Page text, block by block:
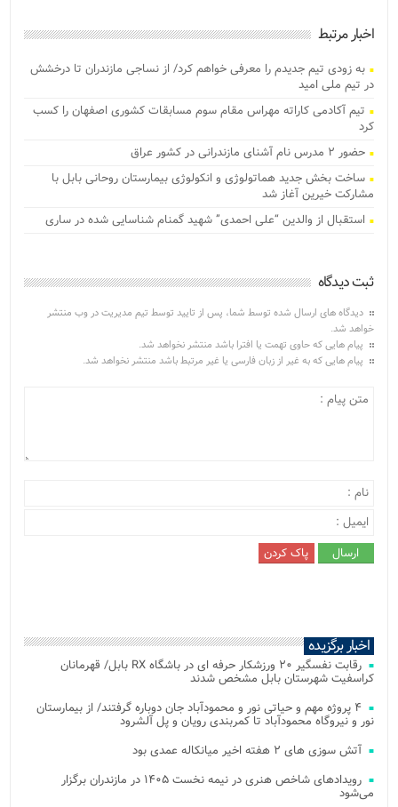
اخبار مرتبط
به زودی تیم جدیدم را معرفی خواهم کرد/ از نساجی مازندران تا درخشش
در تیم ملی امید
تیم آکادمی کاراته مهراس مقام سوم مسابقات کشوری اصفهان را کسب
کرد
حضور ۲ مدرس نام آشنای مازندرانی در کشور عراق
ساخت بخش جدید هماتولوژی و انکولوژی بیمارستان روحانی بابل با
مشارکت خیرین آغاز شد
استقبال از والدین “علی احمدی” شهید گمنام شناسایی شده در ساری
ثبت دیدگاه
دیدگاه های ارسال شده توسط شما، پس از تایید توسط تیم مدیریت در وب منتشر
خواهد شد.
پیام هایی که حاوی تهمت یا افترا باشد منتشر نخواهد شد.
پیام هایی که به غیر از زبان فارسی یا غیر مرتبط باشد منتشر نخواهد شد.
اخبار برگزیده
رقابت نفسگیر ۲۰ ورزشکار حرفه ای در باشگاه RX بابل/ قهرمانان
کراسفیت شهرستان بابل مشخص شدند
۴ پروژه مهم و حیاتی نور و محمودآباد جان دوباره گرفتند/ از بیمارستان
نور و نیروگاه محمودآباد تا کمربندی رویان و پل آلشرود
آتش‌ سوزی‌ های ۲ هفته اخیر میانکاله عمدی بود
رویدادهای شاخص هنری در نیمه نخست ۱۴۰۵ در مازندران برگزار
می‌شود